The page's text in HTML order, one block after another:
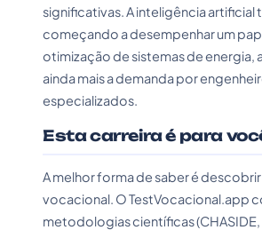
significativas. A inteligência artificial
começando a desempenhar um
otimização de sistemas de energia,
ainda mais a demanda por
especializados.
Esta carreira é para
A melhor forma de saber é
vocacional. O TestVocacional.app
metodologias científicas (CHASIDE,